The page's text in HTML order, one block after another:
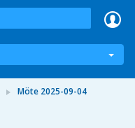
Möte 2025-09-04